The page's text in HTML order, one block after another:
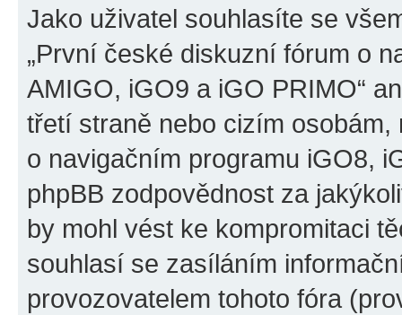
Jako uživatel souhlasíte se
„První české diskuzní fórum o
AMIGO, iGO9 a iGO PRIMO“
třetí straně nebo cizím
o navigačním programu iGO8,
phpBB zodpovědnost za
by mohl vést ke kompromitaci
souhlasí se zasíláním
provozovatelem tohoto fóra